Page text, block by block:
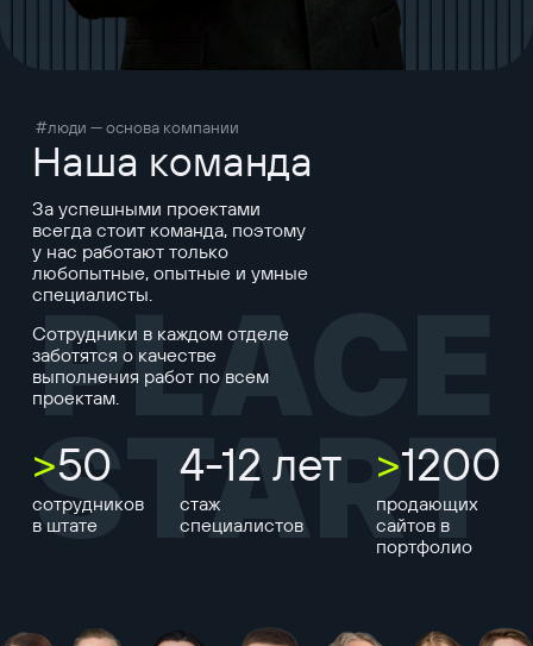
#люди — основа компании
Наша команда
За успешными проектами
всегда стоит команда, поэтому
у нас работают только
любопытные, опытные и умные
специалисты.
Сотрудники в каждом отделе
заботятся о качестве
выполнения работ по всем
проектам.
>50
сотрудников
в штате
4-12 лет
стаж
специалистов
>1200
продающих
сайтов в
портфолио
PLACE
START